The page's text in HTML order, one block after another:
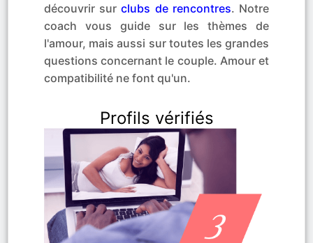
découvrir surclubs de rencontres. Notre
coach vous guide sur les thèmes de
l'amour, mais aussi sur toutes les grandes
questions concernant le couple. Amour et
compatibilité ne font qu'un.
Profils vérifiés